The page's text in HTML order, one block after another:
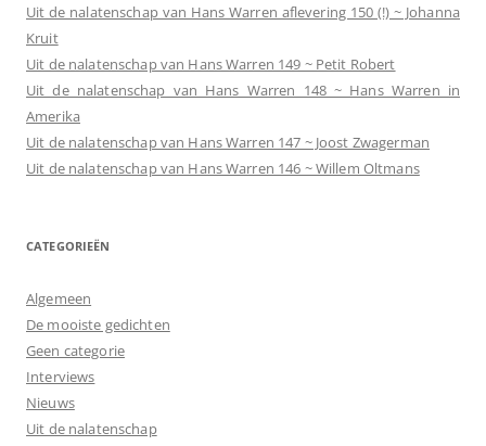
Uit de nalatenschap van Hans Warren aflevering 150 (!) ~ Johanna
Kruit
Uit de nalatenschap van Hans Warren 149 ~ Petit Robert
Uit de nalatenschap van Hans Warren 148 ~ Hans Warren in
Amerika
Uit de nalatenschap van Hans Warren 147 ~ Joost Zwagerman
Uit de nalatenschap van Hans Warren 146 ~ Willem Oltmans
CATEGORIEËN
Algemeen
De mooiste gedichten
Geen categorie
Interviews
Nieuws
Uit de nalatenschap